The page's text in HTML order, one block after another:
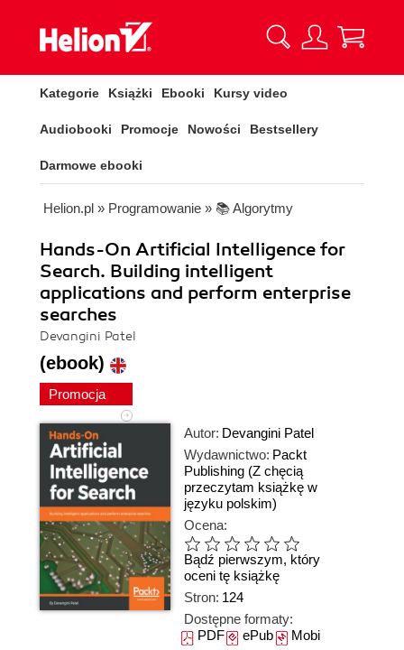
Kategorie Książki Ebooki Kursy video
Audiobooki Promocje Nowości Bestsellery
Darmowe ebooki
Helion.pl » Programowanie » 📚 Algorytmy
Hands-On Artificial Intelligence for
Search. Building intelligent
applications and perform enterprise
searches
Devangini Patel
(ebook)
Promocja
Autor: Devangini Patel
Wydawnictwo: Packt
Publishing (Z chęcią
przeczytam książkę w
języku polskim)
Ocena:
Bądź pierwszym, który
oceni tę książkę
Stron: 124
Dostępne formaty:
PDFePubMobi